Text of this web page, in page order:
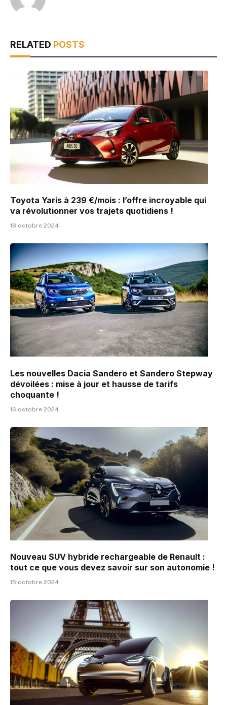
RELATED POSTS
Toyota Yaris à 239 €/mois : l’offre incroyable qui
va révolutionner vos trajets quotidiens !
18 octobre 2024
Les nouvelles Dacia Sandero et Sandero Stepway
dévoilées : mise à jour et hausse de tarifs
choquante !
16 octobre 2024
Nouveau SUV hybride rechargeable de Renault :
tout ce que vous devez savoir sur son autonomie !
15 octobre 2024